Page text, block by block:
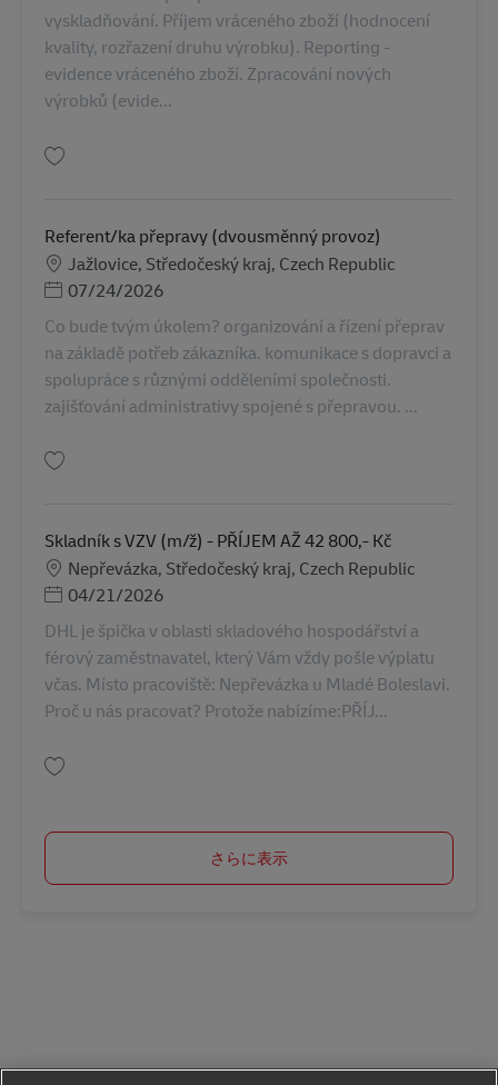
vyskladňování. Příjem vráceného zboží (hodnocení
kvality, rozřazení druhu výrobku). Reporting -
evidence vráceného zboží. Zpracování nových
výrobků (evide...
Referent/ka přepravy (dvousměnný provoz)
勤務地
Jažlovice, Středočeský kraj, Czech Republic
Posted Date
07/24/2026
Co bude tvým úkolem? organizování a řízení přeprav
na základě potřeb zákazníka. komunikace s dopravci a
spolupráce s různými odděleními společnosti.
zajišťování administrativy spojené s přepravou. ...
Skladník s VZV (m/ž) - PŘÍJEM AŽ 42 800,- Kč
勤務地
Nepřevázka, Středočeský kraj, Czech Republic
Posted Date
04/21/2026
DHL je špička v oblasti skladového hospodářství a
férový zaměstnavatel, který Vám vždy pošle výplatu
včas. Místo pracoviště: Nepřevázka u Mladé Boleslavi.
Proč u nás pracovat? Protože nabízíme:PŘÍJ...
さらに表示